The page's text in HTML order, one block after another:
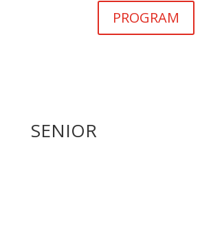
PROGRAM
SENIOR